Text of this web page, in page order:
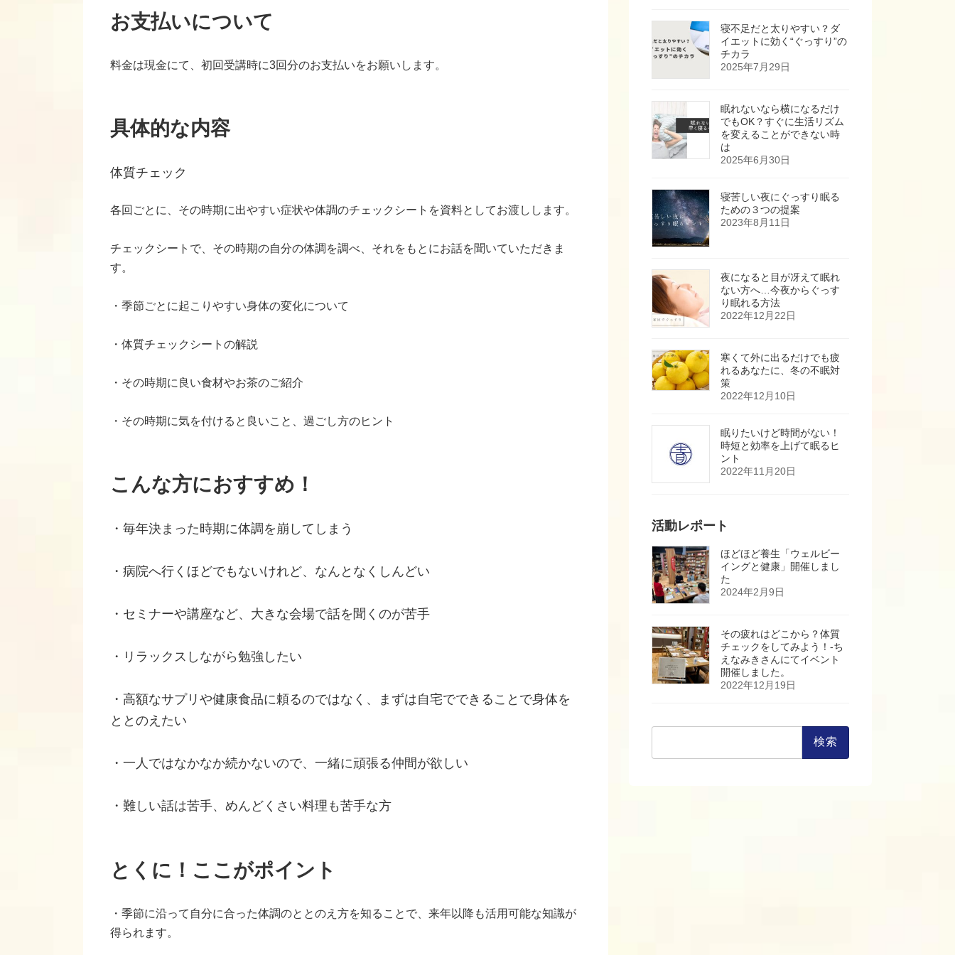
お支払いについて
料金は現金にて、初回受講時に3回分のお支払いをお願いします。
具体的な内容
体質チェック
各回ごとに、その時期に出やすい症状や体調のチェックシートを資料としてお渡しします。
チェックシートで、その時期の自分の体調を調べ、それをもとにお話を聞いていただきま
す。
・季節ごとに起こりやすい身体の変化について
・体質チェックシートの解説
・その時期に良い食材やお茶のご紹介
・その時期に気を付けると良いこと、過ごし方のヒント
こんな方におすすめ！
・毎年決まった時期に体調を崩してしまう
・病院へ行くほどでもないけれど、なんとなくしんどい
・セミナーや講座など、大きな会場で話を聞くのが苦手
・リラックスしながら勉強したい
・高額なサプリや健康食品に頼るのではなく、まずは自宅でできることで身体を
ととのえたい
・一人ではなかなか続かないので、一緒に頑張る仲間が欲しい
・難しい話は苦手、めんどくさい料理も苦手な方
とくに！ここがポイント
・季節に沿って自分に合った体調のととのえ方を知ることで、来年以降も活用可能な知識が
得られます。
寝不足だと太りやすい？ダ
イエットに効く“ぐっすり”の
チカラ
2025年7月29日
眠れないなら横になるだけ
でもOK？すぐに生活リズム
を変えることができない時
は
2025年6月30日
寝苦しい夜にぐっすり眠る
ための３つの提案
2023年8月11日
夜になると目が冴えて眠れ
ない方へ…今夜からぐっす
り眠れる方法
2022年12月22日
寒くて外に出るだけでも疲
れるあなたに、冬の不眠対
策
2022年12月10日
眠りたいけど時間がない！
時短と効率を上げて眠るヒ
ント
2022年11月20日
活動レポート
ほどほど養生「ウェルビー
イングと健康」開催しまし
た
2024年2月9日
その疲れはどこから？体質
チェックをしてみよう！-ち
えなみきさんにてイベント
開催しました。
2022年12月19日